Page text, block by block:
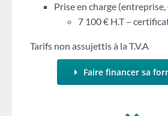
Prise en charge (entreprise,
7 100 € H.T –
Tarifs non assujettis à la T.V.A
Faire financer sa